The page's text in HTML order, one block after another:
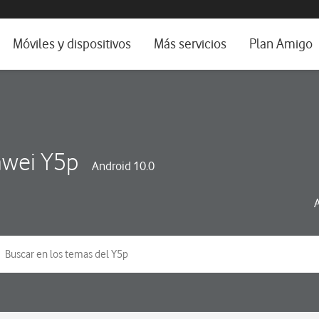
e idioma
Móviles y dispositivos Más servicios Plan Amigo
Y5p Android 10.0